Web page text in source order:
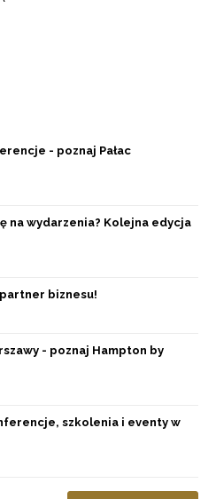
- poznaj Pałac
na wydarzenia? Kolejna edycja
biznesu!
- poznaj Hampton by
szkolenia i eventy w